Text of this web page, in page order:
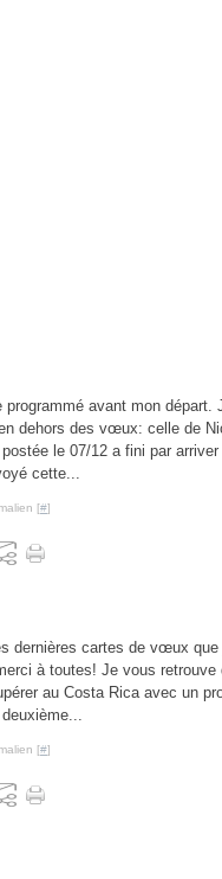
programmé avant mon
dehors des vœux: celle de
le 07/12 a fini par
cette...
[#]
dernières cartes de vœux
à toutes! Je vous
au Costa Rica avec un
[#]